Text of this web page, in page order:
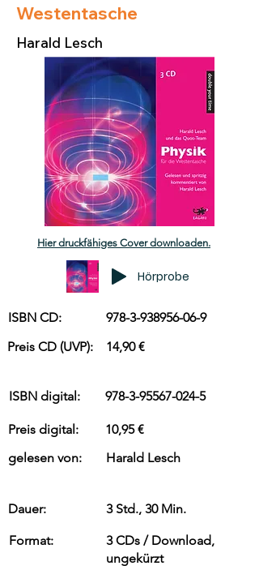
Westentasche
Harald Lesch
Hier druckfähiges Cover downloaden.
Hörprobe
ISBN CD:
978-3-938956-06-9
Preis CD (UVP):
14,90 €
ISBN digital:
Preis digital:
gelesen von:
978-3-95567-024-5
10,95 €
Harald Lesch
Dauer:
Format:
3 Std., 30 Min.
3 CDs / Download,
ungekürzt